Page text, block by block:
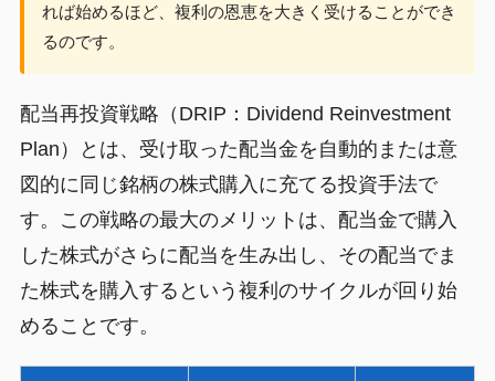
れば始めるほど、複利の恩恵を大きく受けることができ
るのです。
配当再投資戦略（DRIP：Dividend Reinvestment
Plan）とは、受け取った配当金を自動的または意
図的に同じ銘柄の株式購入に充てる投資手法で
す。この戦略の最大のメリットは、配当金で購入
した株式がさらに配当を生み出し、その配当でま
た株式を購入するという複利のサイクルが回り始
めることです。